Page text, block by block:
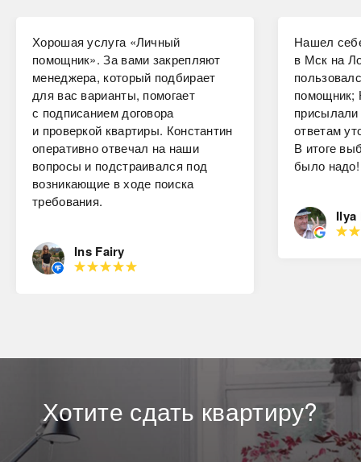
Хорошая услуга «Личный
помощник». За вами закрепляют
менеджера, который подбирает
для вас варианты, помогает
с подписанием договора
и проверкой квартиры. Константин
оперативно отвечал на наши
вопросы и подстраивался под
возникающие в ходе поиска
требования.
Ins Fairy
Нашел
в Мск на
помощник;
ответам
В итоге
было надо!
Ilya
Хотите сдать квартиру?